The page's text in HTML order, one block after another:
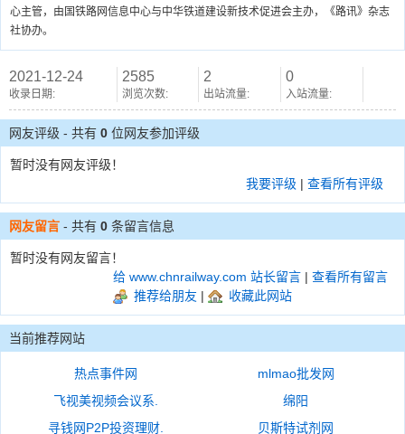
心主管，由国铁路网信息中心与中华铁道建设新技术促进会主办，《路讯》杂志
社协办。
2021-12-24
收录日期:
2585
浏览次数:
2
出站流量:
0
入站流量:
网友评级 - 共有 0 位网友参加评级
暂时没有网友评级！
我要评级 | 查看所有评级
网友留言 - 共有 0 条留言信息
暂时没有网友留言！
给 www.chnrailway.com 站长留言 | 查看所有留言
推荐给朋友 | 收藏此网站
当前推荐网站
热点事件网
mlmao批发网
飞视美视频会议系.
绵阳
寻钱网P2P投资理财.
贝斯特试剂网